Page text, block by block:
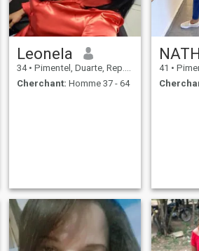
Leonela
34 • Pimentel, Duarte, Rep.Dominicaine
Cherchant: Homme 37 - 64
41 •